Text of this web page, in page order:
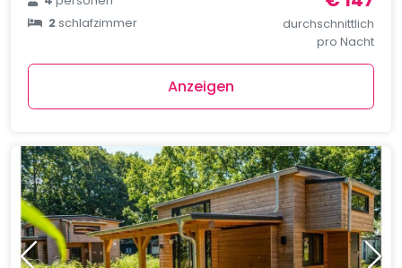
2schlafzimmer
durchschnittlich
pro Nacht
Anzeigen